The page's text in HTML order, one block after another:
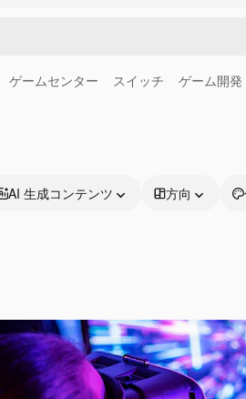
ゲームセンター スイッチ ゲーム開発
AI 生成コンテンツ 方向